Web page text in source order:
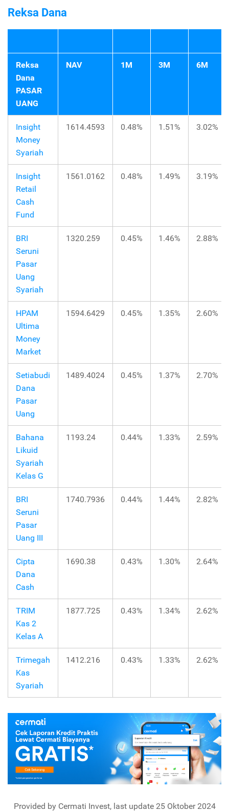
Reksa Dana
Reksa
Dana
PASAR
UANG
NAV 1M 3M 6M
Insight
Money
Syariah
1614.4593 0.48% 1.51% 3.02%
Insight
Retail
Cash
Fund
1561.0162 0.48% 1.49% 3.19%
BRI
Seruni
Pasar
Uang
Syariah
1320.259 0.45% 1.46% 2.88%
HPAM
Ultima
Money
Market
1594.6429 0.45% 1.35% 2.60%
Setiabudi
Dana
Pasar
Uang
1489.4024 0.45% 1.37% 2.70%
Bahana
Likuid
Syariah
Kelas G
1193.24 0.44% 1.33% 2.59%
BRI
Seruni
Pasar
Uang III
1740.7936 0.44% 1.44% 2.82%
Cipta
Dana
Cash
1690.38 0.43% 1.30% 2.64%
TRIM
Kas 2
Kelas A
1877.725 0.43% 1.34% 2.62%
Trimegah
Kas
Syariah
1412.216 0.43% 1.33% 2.62%
Provided by Cermati Invest, last update 25 Oktober 2024